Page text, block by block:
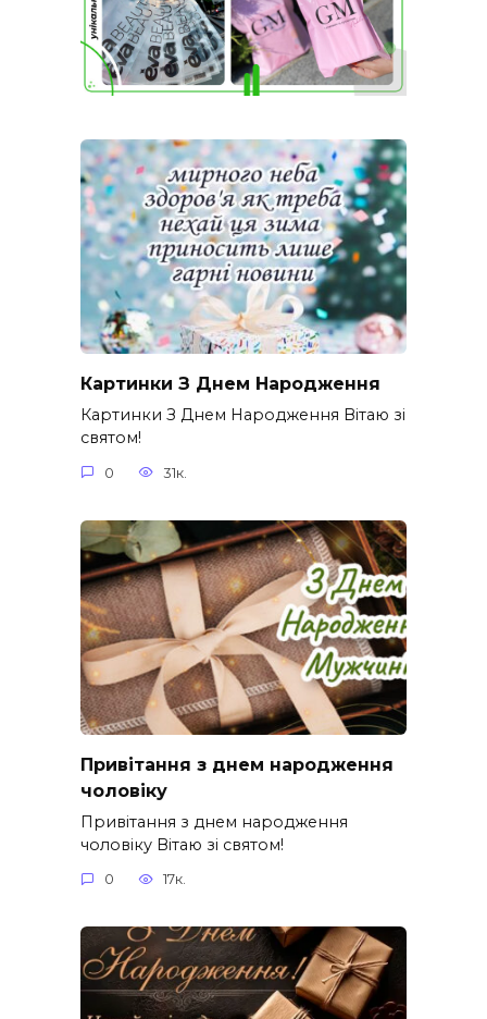
Картинки З Днем Народження
Картинки З Днем Народження Вітаю зі
святом!
0 31к.
Привітання з днем народження
чоловіку
Привітання з днем народження
чоловіку Вітаю зі святом!
0 17к.